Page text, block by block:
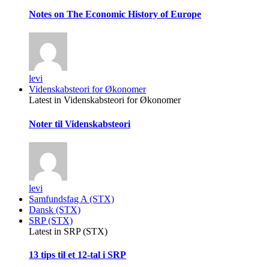
Notes on The Economic History of Europe
levi
Videnskabsteori for Økonomer
Latest in Videnskabsteori for Økonomer
Noter til Videnskabsteori
levi
Samfundsfag A (STX)
Dansk (STX)
SRP (STX)
Latest in SRP (STX)
13 tips til et 12-tal i SRP